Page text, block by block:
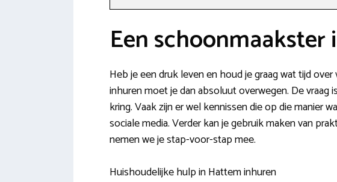
Een
Heb je een druk leven en houd je graag wat tijd
inhuren moet je dan absoluut overwegen. De vraag
kring. Vaak zijn er wel kennissen die op die manier
sociale media. Verder kan je gebruik maken van
nemen we je stap-voor-stap mee.
Huishoudelijke hulp in Hattem inhuren